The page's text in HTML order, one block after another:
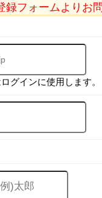
フォームよりお
グインに使用します。